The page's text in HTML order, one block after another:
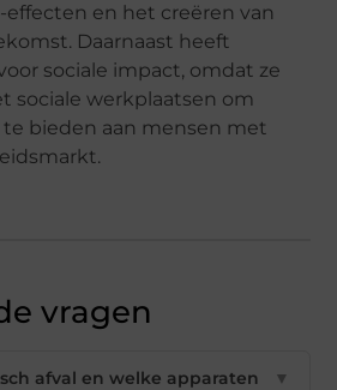
en het creëren van
Daarnaast heeft
sociale impact, omdat ze
sociale werkplaatsen om
bieden aan mensen met
vragen
afval en welke apparaten
▼